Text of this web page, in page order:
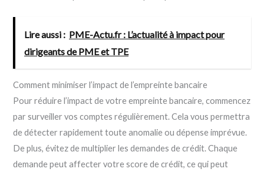
Lire aussi : PME-Actu.fr : L’actualité à impact pour
dirigeants de PME et TPE
Comment minimiser l’impact de l’empreinte bancaire
Pour réduire l’impact de votre empreinte bancaire, commencez
par surveiller vos comptes régulièrement. Cela vous permettra
de détecter rapidement toute anomalie ou dépense imprévue.
De plus, évitez de multiplier les demandes de crédit. Chaque
demande peut affecter votre score de crédit, ce qui peut